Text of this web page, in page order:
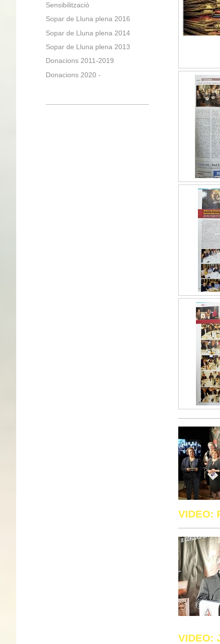
VIDEO:
VIDEO:
Sensibilitzaciò
Sopar de Lluna plena 2016
Sopar de Lluna plena 2014
Sopar de Lluna plena 2013
Donacions 2011-2019
Donacions 2020 -